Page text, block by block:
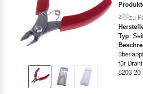
2
zu
Typ:
für
8203 20